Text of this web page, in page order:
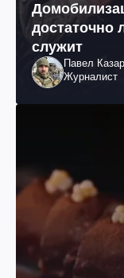
достаточно
служит
Павел
Журналист